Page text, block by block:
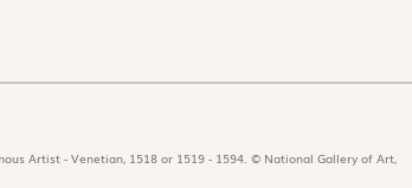
Artist - Venetian, 1518 or 1519 - 1594. © National Gallery of Art,